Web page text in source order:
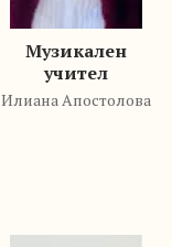
Музикален
учител
Илиана Апостолова